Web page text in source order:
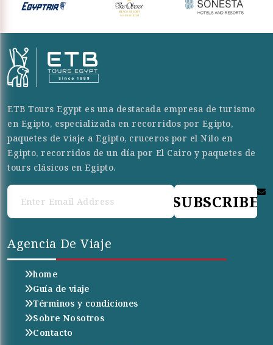
ETB Tours Egypt es una destacada empresa de turismo
en Egipto, especializada en recorridos por Egipto,
paquetes de viaje a Egipto, cruceros por el Nilo en
Egipto, recorridos de un día por El Cairo y paquetes de
tours clásicos en Egipto.
SUBSCRIBE
Agencia De Viaje
home
Guía de viaje
Términos y condiciones
Sobre Nosotros
Contacto